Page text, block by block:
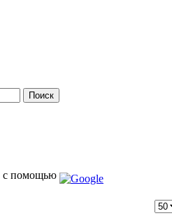
с помощью